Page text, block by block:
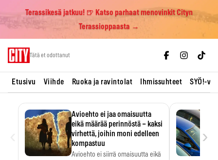
Terassikesä jatkuu! 🍺 Katso parhaat menovinkit Cityn
Terassioppaasta →
Tätä et odottanut
Etusivu Viihde Ruoka ja ravintolat Ihmissuhteet SYÖ!-
Avioehto ei jaa omaisuutta
eikä määrää perinnöstä – kaksi
virhettä, joihin moni edelleen
kompastuu
Avioehto ei siirrä omaisuutta eikä
›